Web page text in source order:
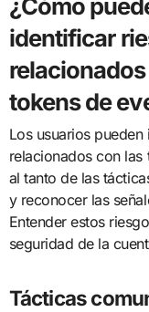
¿Cómo
identificar
tokens de
Los usuarios
relacionados con las
al tanto de las
y reconocer las
Entender estos
seguridad de la
Tácticas